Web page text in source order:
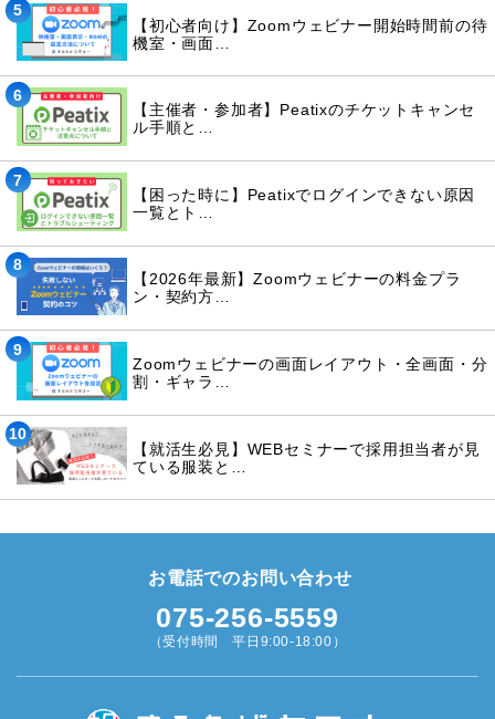
5
【初心者向け】Zoomウェビナー開始時間前の待
機室・画面…
6
【主催者・参加者】Peatixのチケットキャンセ
ル手順と…
7
【困った時に】Peatixでログインできない原因
一覧とト…
8
【2026年最新】Zoomウェビナーの料金プラ
ン・契約方…
9
Zoomウェビナーの画面レイアウト・全画面・分
割・ギャラ…
10
【就活生必見】WEBセミナーで採用担当者が見
ている服装と…
お電話でのお問い合わせ
075-256-5559
（受付時間 平日9:00-18:00）